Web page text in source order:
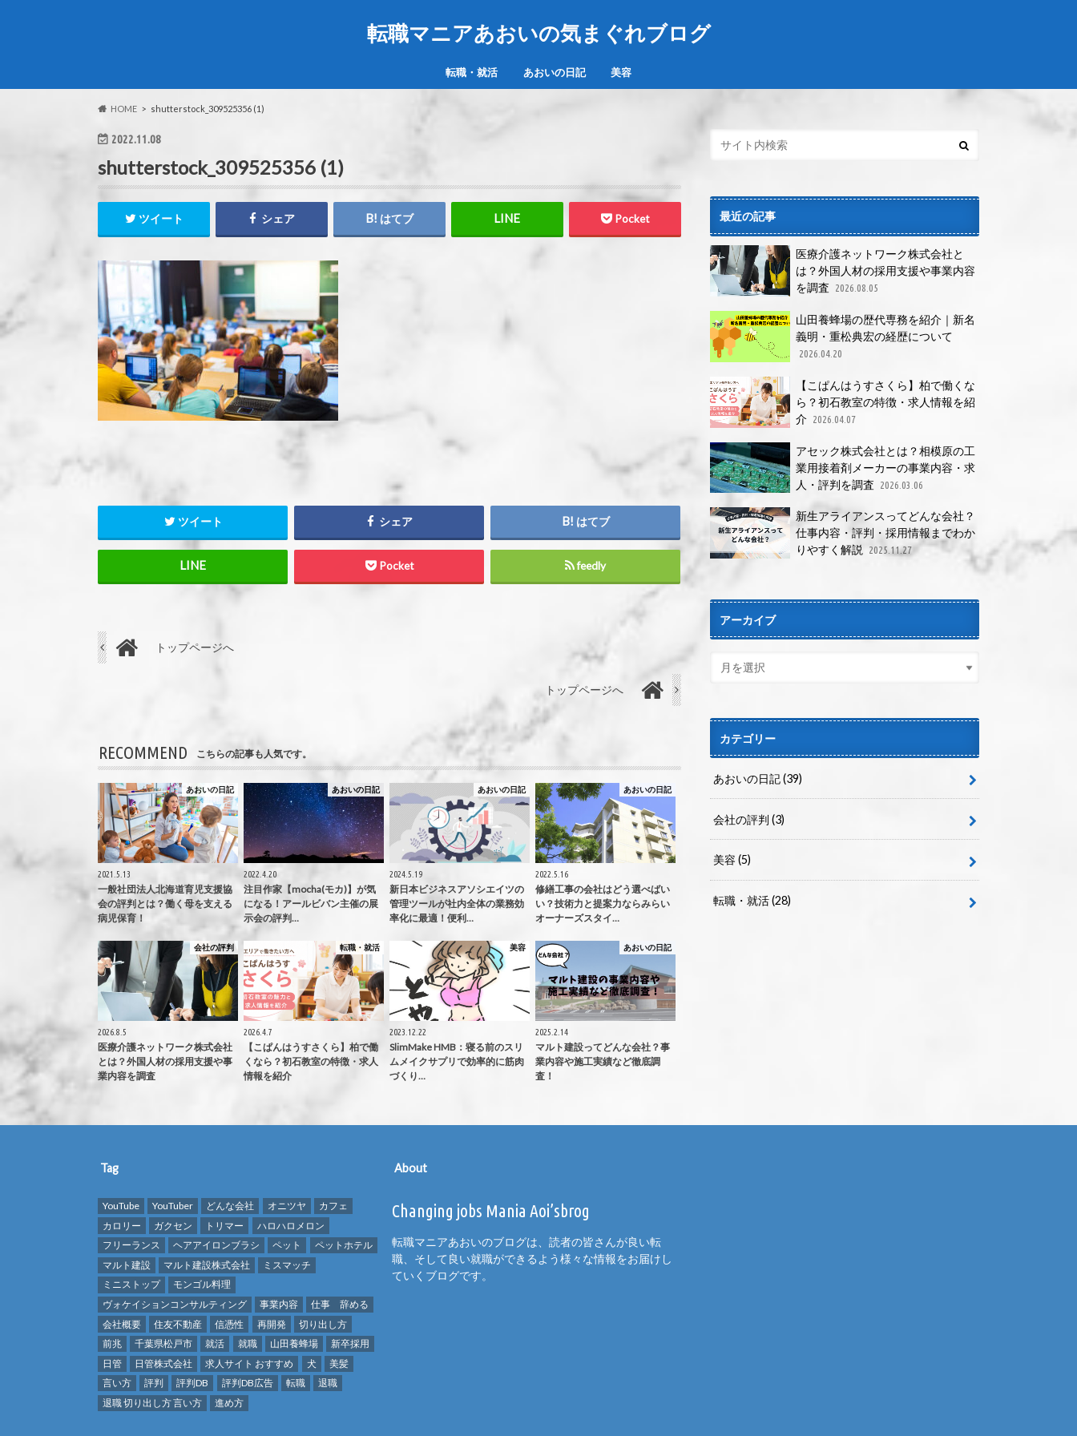
転職マニアあおいの気まぐれブログ
転職・就活 あおいの日記 美容
HOME shutterstock_309525356 (1)
2022.11.08
shutterstock_309525356 (1)
ツイート シェア はてブ Pocket
ツイート シェア はてブ
Pocket feedly
トップページへ
トップページへ
RECOMMEND こちらの記事も人気です。
あおいの日記
2021.5.13
一般社団法人北海道育児支援協
会の評判とは？働く母を支える
病児保育！
あおいの日記
2022.4.20
注目作家【mocha(モカ)】が気
になる！アールビバン主催の展
示会の評判…
あおいの日記
2024.5.19
新日本ビジネスアソシエイツの
管理ツールが社内全体の業務効
率化に最適！便利…
あおいの日記
2022.5.16
修繕工事の会社はどう選べばい
い？技術力と提案力ならみらい
オーナーズスタイ…
会社の評判
2026.8.5
医療介護ネットワーク株式会社
とは？外国人材の採用支援や事
業内容を調査
転職・就活
2026.4.7
【こぱんはうすさくら】柏で働
くなら？初石教室の特徴・求人
情報を紹介
美容
2023.12.22
SlimMake HMB：寝る前のスリ
ムメイクサプリで効率的に筋肉
づくり…
あおいの日記
2025.2.14
マルト建設ってどんな会社？事
業内容や施工実績など徹底調
査！
最近の記事
医療介護ネットワーク株式会社と
は？外国人材の採用支援や事業内容
を調査
2026.08.05
山田養蜂場の歴代専務を紹介｜新名
義明・重松典宏の経歴について
2026.04.20
【こぱんはうすさくら】柏で働くな
ら？初石教室の特徴・求人情報を紹
介 2026.04.07
アセック株式会社とは？相模原の工
業用接着剤メーカーの事業内容・求
人・評判を調査
2026.03.06
新生アライアンスってどんな会社？
仕事内容・評判・採用情報までわか
りやすく解説 2025.11.27
アーカイブ
カテゴリー
あおいの日記(39)
会社の評判(3)
美容(5)
転職・就活(28)
Tag
YouTube YouTuber どんな会社 オニツヤ
カフェ
カロリー
ガクセン トリマー
ハロハロメロン
フリーランス
ヘアアイロンブラシ ペット
ペットホテル
マルト建設
マルト建設株式会社
ミスマッチ
ミニストップ
モンゴル料理
ヴォケイションコンサルティング
事業内容
仕事 辞める
会社概要
住友不動産 信憑性 再開発
切り出し方
前兆
千葉県松戸市 就活 就職 山田養蜂場
新卒採用
日管
日管株式会社 求人サイト おすすめ 犬
美髪
言い方
評判 評判DB 評判DB広告 転職
退職
退職 切り出し方 言い方
進め方
About
Changing jobs Mania Aoi’sbrog
転職マニアあおいのブログは、読者の皆さんが良い転
職、そして良い就職ができるよう様々な情報をお届けし
ていくブログです。